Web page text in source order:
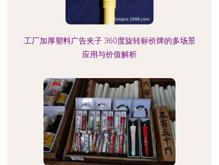
工厂加厚塑料广告夹子 360度旋转标价牌的多场景
应用与价值解析